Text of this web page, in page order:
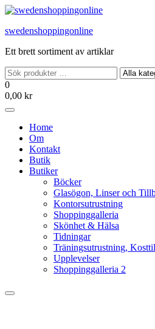
Hoppa
innehållet
swedenshoppingonline
Ett brett sortiment av artiklar
0
0,00 kr
Home
Om
Kontakt
Butik
Butiker
Böcker
Glasögon, Linser och
Kontorsutrustning
Shoppinggalleria
Skönhet & Hälsa
Tidningar
Träningsutrustning,
Upplevelser
Shoppinggalleria 2